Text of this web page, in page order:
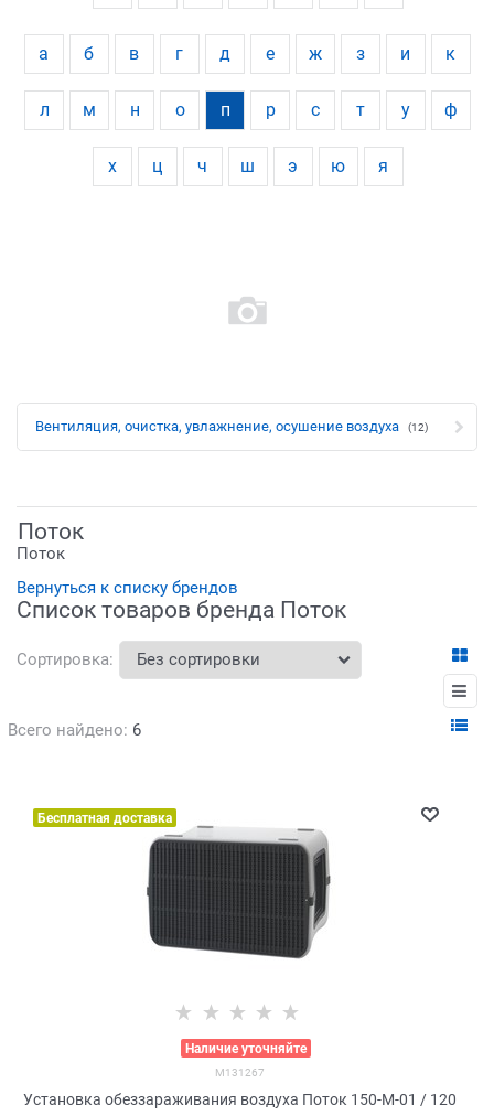
а б в г д е ж з и к
л м н о п р с т у ф
х ц ч ш э ю я
Вентиляция, очистка, увлажнение, осушение воздуха (12)
Поток
Поток
Вернуться к списку брендов
Список товаров бренда Поток
Сортировка:
Всего найдено: 6
Бесплатная доставка
Наличие уточняйте
M131267
Установка обеззараживания воздуха Поток 150-М-01 / 120